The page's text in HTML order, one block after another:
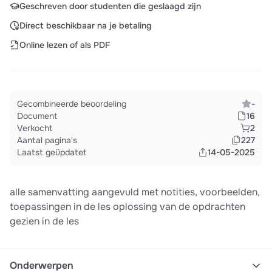
Geschreven door studenten die geslaagd zijn
Direct beschikbaar na je betaling
Online lezen of als PDF
Gecombineerde beoordeling
-
Document
16
Verkocht
2
Aantal pagina's
227
Laatst geüpdatet
14-05-2025
alle samenvatting aangevuld met notities, voorbeelden,
toepassingen in de les oplossing van de opdrachten
gezien in de les
Onderwerpen